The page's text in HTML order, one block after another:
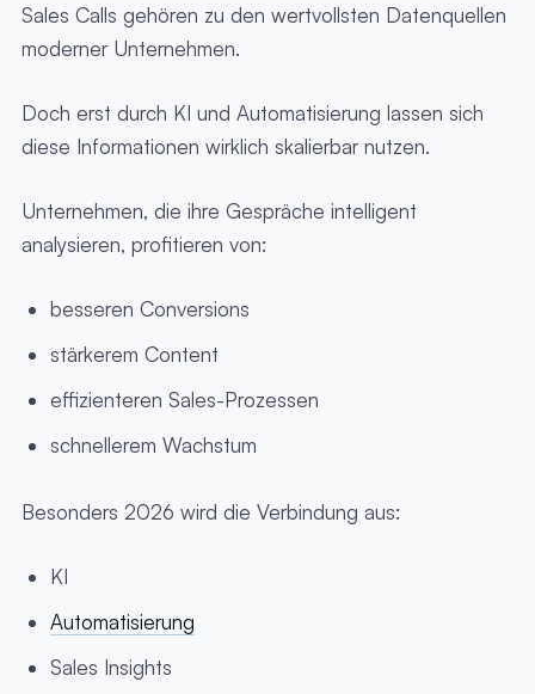
Sales Calls gehören zu den wertvollsten Datenquellen
moderner Unternehmen.
Doch erst durch KI und Automatisierung lassen sich
diese Informationen wirklich skalierbar nutzen.
Unternehmen, die ihre Gespräche intelligent
analysieren, profitieren von:
besseren Conversions
stärkerem Content
effizienteren Sales-Prozessen
schnellerem Wachstum
Besonders 2026 wird die Verbindung aus:
KI
Automatisierung
Sales Insights